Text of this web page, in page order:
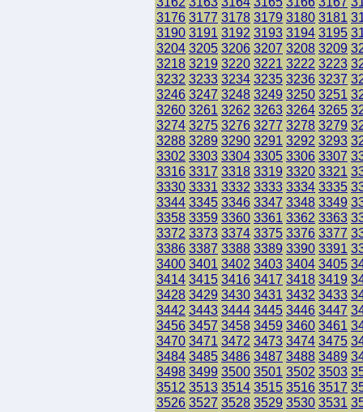
3176 3177 3178 3179 3180 3181
3190 3191 3192 3193 3194 3195
3204 3205 3206 3207 3208 3209
3218 3219 3220 3221 3222 3223
3232 3233 3234 3235 3236 3237
3246 3247 3248 3249 3250 3251
3260 3261 3262 3263 3264 3265
3274 3275 3276 3277 3278 3279
3288 3289 3290 3291 3292 3293
3302 3303 3304 3305 3306 3307
3316 3317 3318 3319 3320 3321
3330 3331 3332 3333 3334 3335
3344 3345 3346 3347 3348 3349
3358 3359 3360 3361 3362 3363
3372 3373 3374 3375 3376 3377
3386 3387 3388 3389 3390 3391
3400 3401 3402 3403 3404 3405
3414 3415 3416 3417 3418 3419
3428 3429 3430 3431 3432 3433
3442 3443 3444 3445 3446 3447
3456 3457 3458 3459 3460 3461
3470 3471 3472 3473 3474 3475
3484 3485 3486 3487 3488 3489
3498 3499 3500 3501 3502 3503
3512 3513 3514 3515 3516 3517
3526 3527 3528 3529 3530 3531